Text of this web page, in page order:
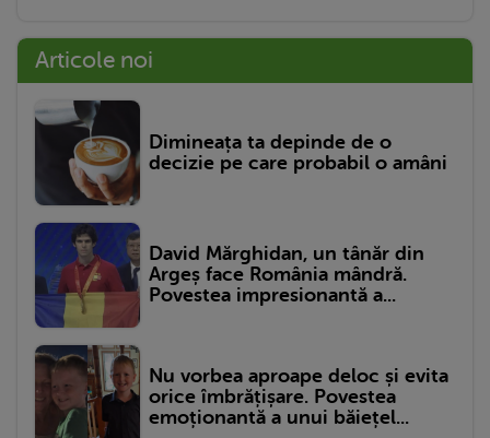
Articole noi
Dimineața ta depinde de o
decizie pe care probabil o amâni
David Mărghidan, un tânăr din
Argeș face România mândră.
Povestea impresionantă a...
Nu vorbea aproape deloc și evita
orice îmbrățișare. Povestea
emoționantă a unui băiețel...